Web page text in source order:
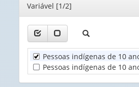
Editor
Variável [1/2]
Pessoas indígenas de 10
Pessoas indígenas de 10